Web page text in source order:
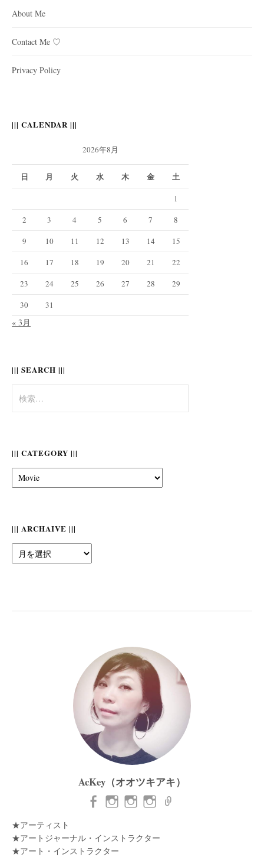
About Me
Contact Me ♡
Privacy Policy
||| CALENDAR |||
2026年8月
日 月 火 水 木 金 土
1
2
3 4 5 6 7
8
9
10 11 12 13 14
15
16
17 18 19 20 21
22
23
24 25 26 27 28
29
30
31
« 3月
||| SEARCH |||
索:
||| CATEGORY |||
Category
||| ARCHAIVE |||
Archaive
AcKey（オオツキアキ）
★アーティスト
★アートジャーナル・インストラクター
★アート・インストラクター